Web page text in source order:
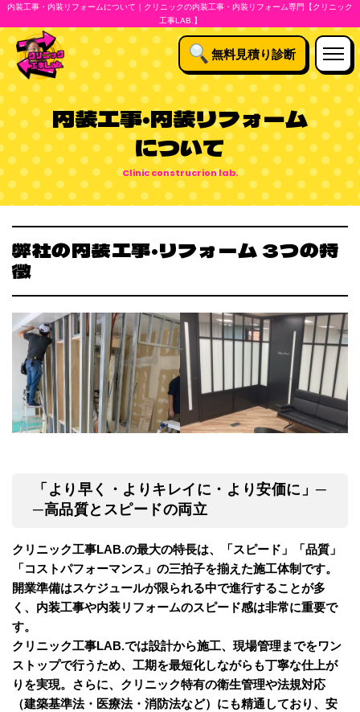
内装工事・内装リフォームについて｜クリニックの内装工事・内装リフォーム専門【クリニック
工事LAB.】
無料見積り診断
内装工事・内装リフォーム
について
弊社の内装工事・リフォーム 3つの特
徴
「より早く・よりキレイに・より安価に」─
─高品質とスピードの両立
クリニック工事LAB.の最大の特長は、「スピード」「品質」
「コストパフォーマンス」の三拍子を揃えた施工体制です。
開業準備はスケジュールが限られる中で進行することが多
く、内装工事や内装リフォームのスピード感は非常に重要で
す。
クリニック工事LAB.では設計から施工、現場管理までをワン
ストップで行うため、工期を最短化しながらも丁寧な仕上が
りを実現。さらに、クリニック特有の衛生管理や法規対応
（建築基準法・医療法・消防法など）にも精通しており、安